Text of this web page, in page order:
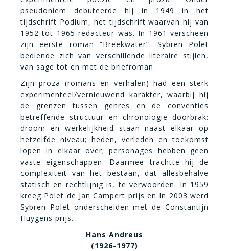
pseudoniem debuteerde hij in 1949 in het
tijdschrift Podium, het tijdschrift waarvan hij van
1952 tot 1965 redacteur was. In 1961 verscheen
zijn eerste roman “Breekwater”. Sybren Polet
bediende zich van verschillende literaire stijlen,
van sage tot en met de briefroman.
Zijn proza (romans en verhalen) had een sterk
experimenteel/vernieuwend karakter, waarbij hij
de grenzen tussen genres en de conventies
betreffende structuur en chronologie doorbrak:
droom en werkelijkheid staan naast elkaar op
hetzelfde niveau; heden, verleden en toekomst
lopen in elkaar over; personages hebben geen
vaste eigenschappen. Daarmee trachtte hij de
complexiteit van het bestaan, dat allesbehalve
statisch en rechtlijnig is, te verwoorden. In 1959
kreeg Polet de Jan Campert prijs en In 2003 werd
Sybren Polet onderscheiden met de Constantijn
Huygens prijs.
Hans Andreus
(1926-1977)